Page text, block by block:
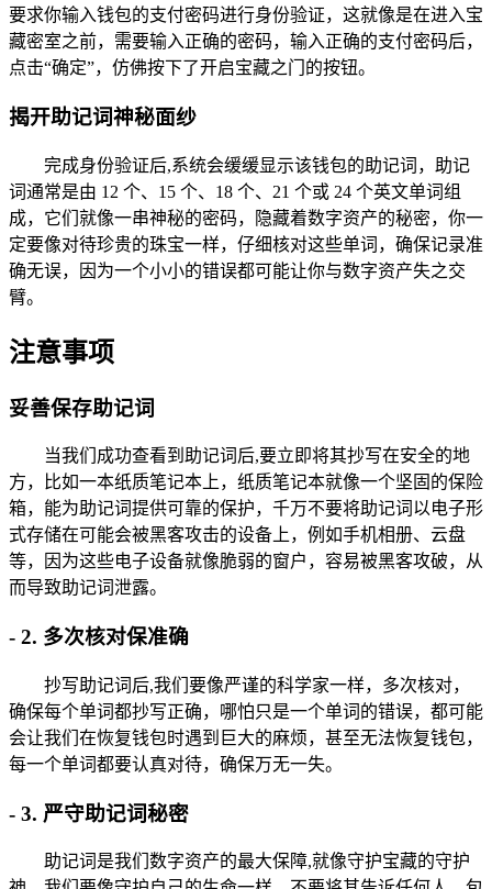
要求你输入钱包的支付密码进行身份验证，这就像是在进入宝
藏密室之前，需要输入正确的密码，输入正确的支付密码后，
点击“确定”，仿佛按下了开启宝藏之门的按钮。
揭开助记词神秘面纱
完成身份验证后,系统会缓缓显示该钱包的助记词，助记
词通常是由 12 个、15 个、18 个、21 个或 24 个英文单词组
成，它们就像一串神秘的密码，隐藏着数字资产的秘密，你一
定要像对待珍贵的珠宝一样，仔细核对这些单词，确保记录准
确无误，因为一个小小的错误都可能让你与数字资产失之交
臂。
注意事项
妥善保存助记词
当我们成功查看到助记词后,要立即将其抄写在安全的地
方，比如一本纸质笔记本上，纸质笔记本就像一个坚固的保险
箱，能为助记词提供可靠的保护，千万不要将助记词以电子形
式存储在可能会被黑客攻击的设备上，例如手机相册、云盘
等，因为这些电子设备就像脆弱的窗户，容易被黑客攻破，从
而导致助记词泄露。
- 2. 多次核对保准确
抄写助记词后,我们要像严谨的科学家一样，多次核对，
确保每个单词都抄写正确，哪怕只是一个单词的错误，都可能
会让我们在恢复钱包时遇到巨大的麻烦，甚至无法恢复钱包，
每一个单词都要认真对待，确保万无一失。
- 3. 严守助记词秘密
助记词是我们数字资产的最大保障,就像守护宝藏的守护